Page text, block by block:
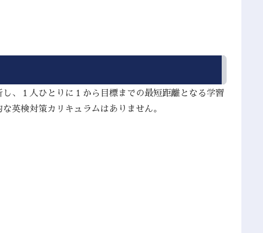
、１人ひとりに１から目標までの最短距離となる学習
英検対策カリキュラムはありません。